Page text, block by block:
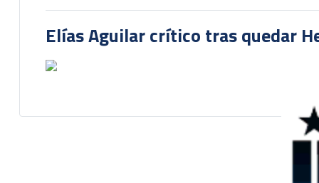
Elías Aguilar crítico tras quedar